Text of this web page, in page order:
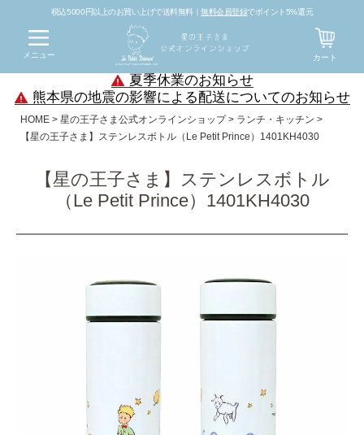
税込5000円以上のお買い上げで送料無料｜無料会員登録でポイント5%還元
メニュー カート
夏季休業のお知らせ
熊本県の地震の影響による配送についてのお知らせ
HOME 星の王子さま公式オンラインショップ
ランチ・キッチン
【星の王子さま】ステンレスボトル（Le Petit Prince）1401KH4030
【星の王子さま】ステンレスボトル
（Le Petit Prince）1401KH4030